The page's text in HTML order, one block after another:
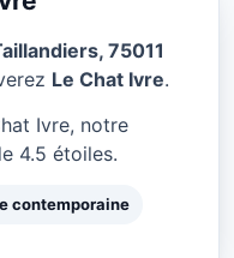
75011
Le Chat Ivre.
Ivre, notre
4.5 étoiles.
contemporaine